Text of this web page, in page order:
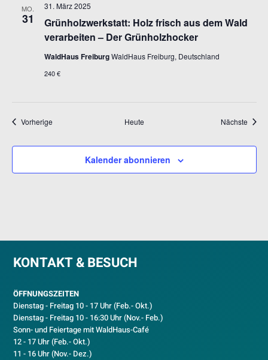
MO.
31
Grünholzwerkstatt: Holz frisch aus dem Wald
verarbeiten – Der Grünholzhocker
31. März 2025
WaldHaus FreiburgWaldHaus Freiburg, Deutschland
240 €
VorherigeVeranstaltungen Heute Nächste
Kalender abonnieren
KONTAKT & BESUCH
ÖFFNUNGSZEITEN
Dienstag - Freitag 10 - 17 Uhr (Feb.- Okt.)
Dienstag - Freitag 10 - 16:30 Uhr (Nov.- Feb.)
Sonn- und Feiertage mit WaldHaus-Café
12 - 17 Uhr (Feb.- Okt.)
11 - 16 Uhr (Nov.- Dez.)